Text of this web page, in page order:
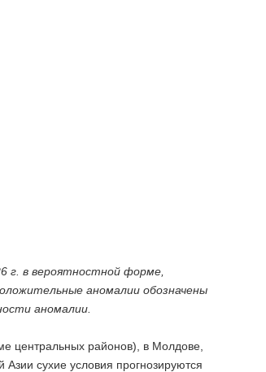
г. в вероятностной форме,
аномалии обозначены
аномалии.
центральных районов), в Молдове,
сухие условия прогнозируются